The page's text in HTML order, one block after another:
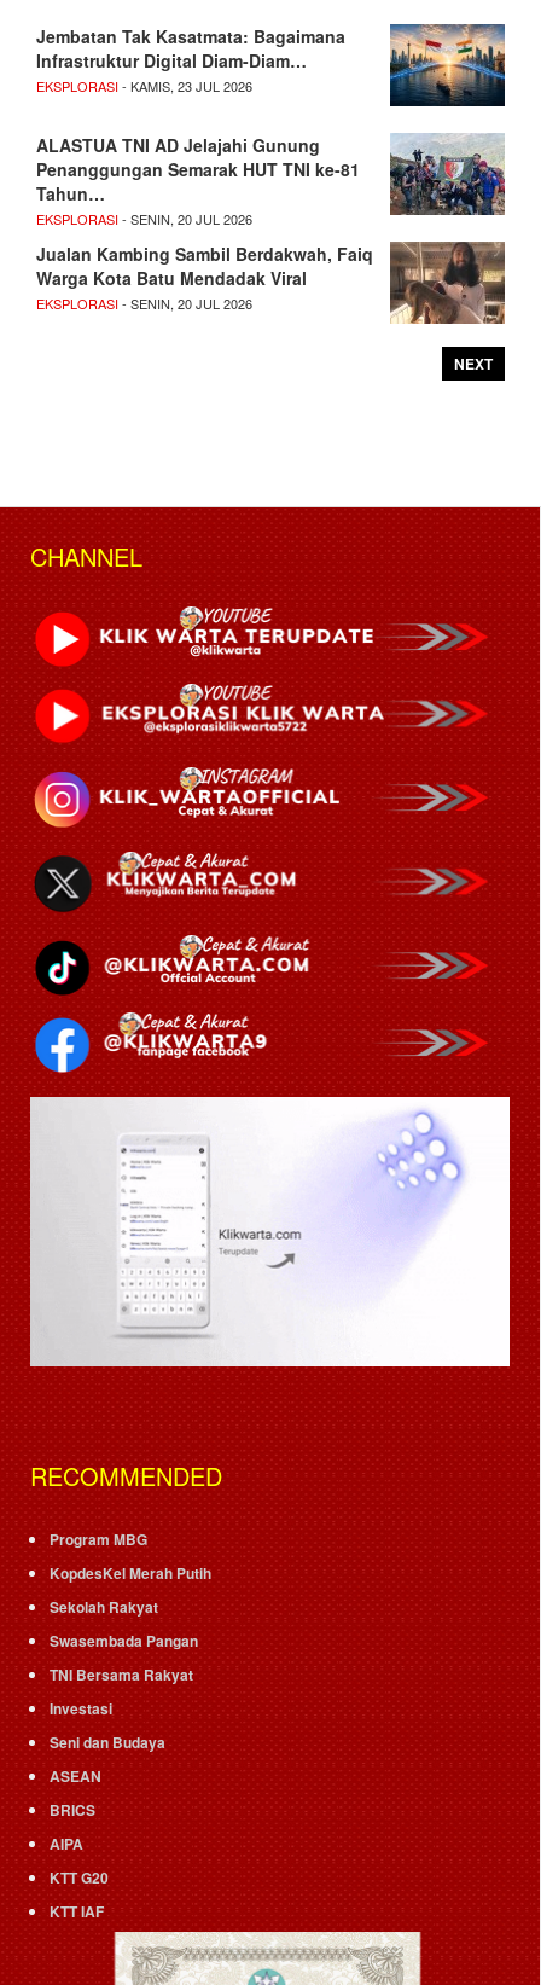
Jembatan Tak Kasatmata: Bagaimana
Infrastruktur Digital Diam-Diam…
EKSPLORASI- KAMIS, 23 JUL 2026
ALASTUA TNI AD Jelajahi Gunung
Penanggungan Semarak HUT TNI ke-81
Tahun…
EKSPLORASI- SENIN, 20 JUL 2026
Jualan Kambing Sambil Berdakwah, Faiq
Warga Kota Batu Mendadak Viral
EKSPLORASI- SENIN, 20 JUL 2026
NEXT
CHANNEL
RECOMMENDED
Program MBG
KopdesKel Merah Putih
Sekolah Rakyat
Swasembada Pangan
TNI Bersama Rakyat
Investasi
Seni dan Budaya
ASEAN
BRICS
AIPA
KTT G20
KTT IAF